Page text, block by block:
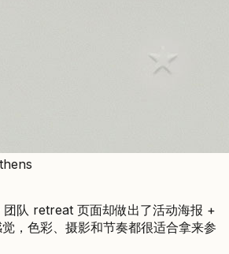
队 retreat 页面却做出了活动海报 +
，色彩、摄影和节奏都很适合拿来参